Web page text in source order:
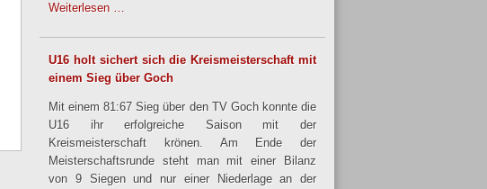
Weiterlesen …
U16 holt sichert sich die Kreismeisterschaft mit
einem Sieg über Goch
Mit einem 81:67 Sieg über den TV Goch konnte die
U16 ihr erfolgreiche Saison mit der
Kreismeisterschaft krönen. Am Ende der
Meisterschaftsrunde steht man mit einer Bilanz
von 9 Siegen und nur einer Niederlage an der